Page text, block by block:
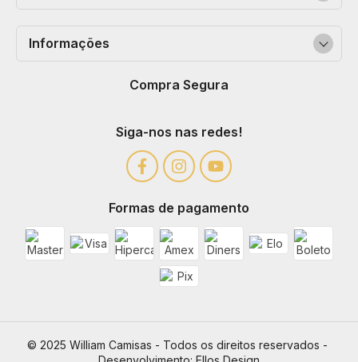
Informações
Compra Segura
Siga-nos nas redes!
Formas de pagamento
© 2025 William Camisas - Todos os direitos reservados -